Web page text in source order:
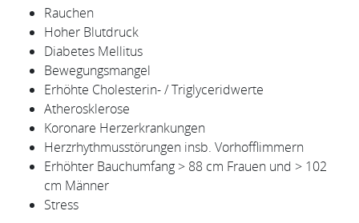
Rauchen
Hoher Blutdruck
Diabetes Mellitus
Bewegungsmangel
Erhöhte Cholesterin- / Triglyceridwerte
Atherosklerose
Koronare Herzerkrankungen
Herzrhythmusstörungen insb. Vorhofflimmern
Erhöhter Bauchumfang > 88 cm Frauen und > 102
cm Männer
Stress